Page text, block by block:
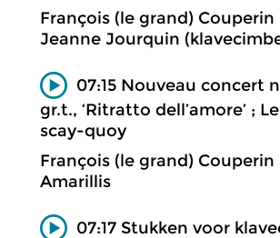
François (le grand) Couperin
Jeanne Jourquin
07:15 Nouveau concert
gr.t., ‘Ritratto dell’amore’ ;
scay-quoy
François (le grand) Couperin
Amarillis
07:17 Stukken voor